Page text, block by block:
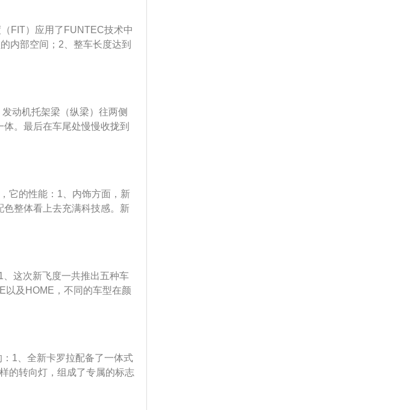
3、以及高品位内饰设计，充
无微不至。
FIT）应用了FUNTEC技术中
内部空间；2、整车长度达到
增加为2530mm，实现
简单的一键式座椅放倒或复
满足用户对空间的不同使用
动机托架梁（纵梁）往两侧
。最后在车尾处慢慢收拢到
的做法基本上底盘纵梁做到
飞度这么小的车，但内部空
使它做到了小外观大内部的
它的性能：1、内饰方面，新
整体看上去充满科技感。新
的杯架，副驾驶扶手箱上下
在内饰的细节可以看到，仪
方向盘后面一个看起来很别
且配备了自动空调。这一代
味着后轮一直被吐槽的鼓刹
力方面，这五款车型都是混
生产，并且会使用四缸发动
需求引入上述五款车型的部
株式会社董事长八乡隆弘对
带来笑容。这似乎在表示，
这次新飞度一共推出五种车
及HOME，不同的车型在颜
是飞度首次采用这种多元化
内部的小空间非常多，主副
储物空间，这是老飞度上曾
然存在，可以大大的提升空
了一个小小的液晶屏，而启
。仪表台中央是一块悬浮式
1、全新卡罗拉配备了一体式
的转向灯，组成了专属的标志
角和车速在转弯方向上控制